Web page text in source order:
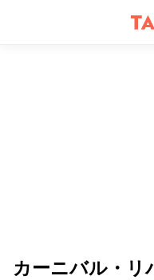
カーニバル・リ